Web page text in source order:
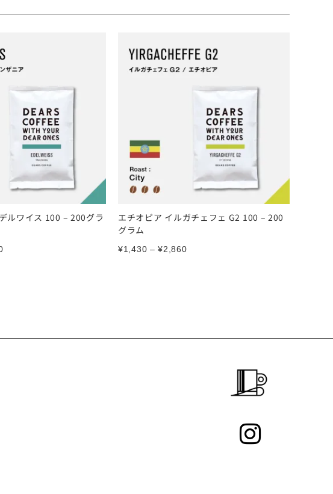
ルワイス 100 – 200グラ
エチオピア イルガチェフェ G2 100 – 200
グラム
¥1,430 –¥2,860